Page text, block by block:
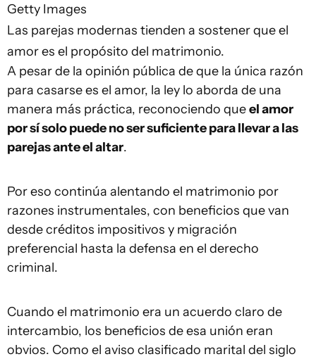
Getty Images
Las parejas modernas tienden a sostener que el
amor es el propósito del matrimonio.
A pesar de la opinión pública de que la única razón
para casarse es el amor, la ley lo aborda de una
manera más práctica, reconociendo queel amor
por sí solo puede no ser suficiente para llevar a las
parejas ante el altar.
Por eso continúa alentando el matrimonio por
razones instrumentales, con beneficios que van
desde créditos impositivos y migración
preferencial hasta la defensa en el derecho
criminal.
Cuando el matrimonio era un acuerdo claro de
intercambio, los beneficios de esa unión eran
obvios. Como el aviso clasificado marital del siglo